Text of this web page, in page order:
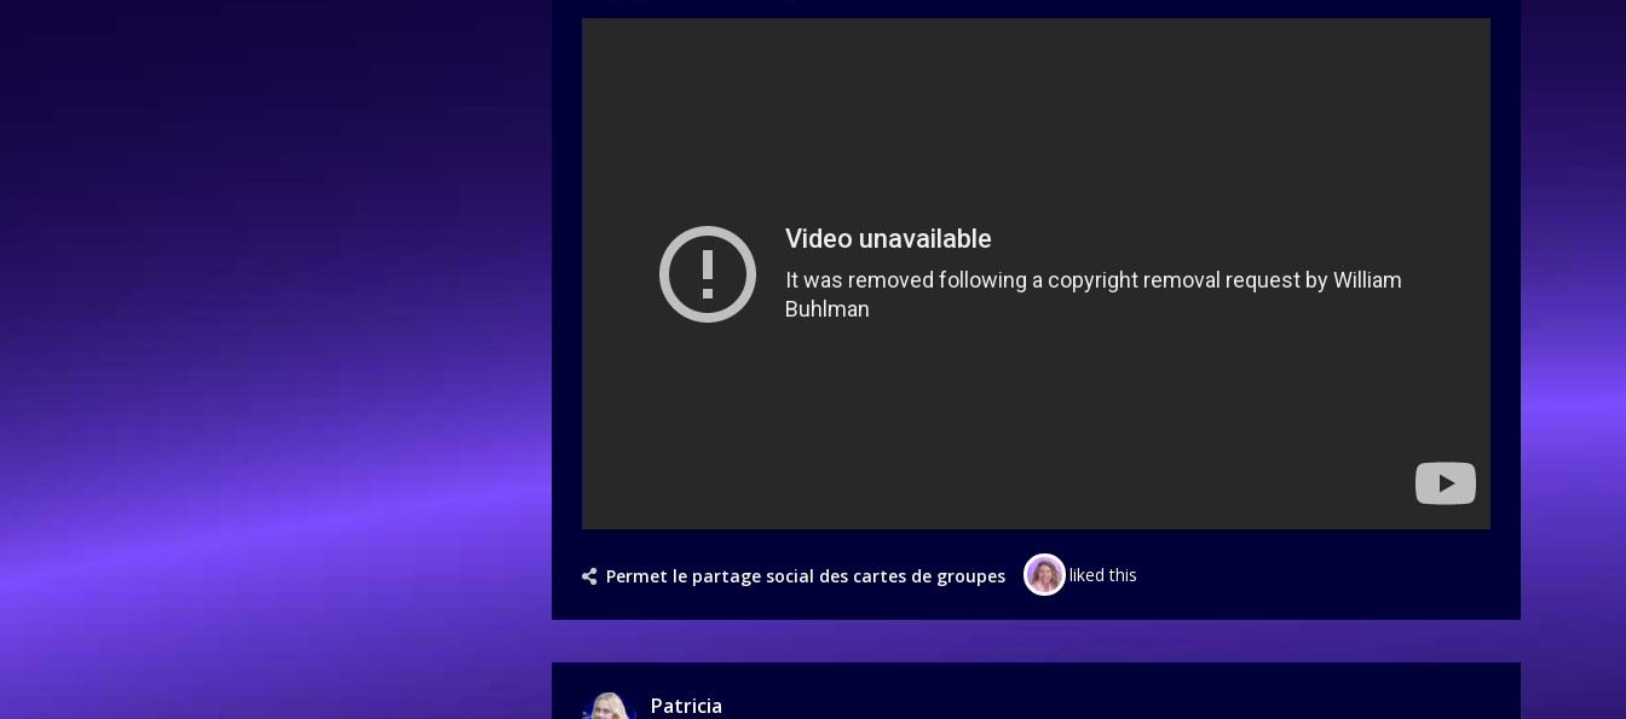
Permet le partage social des cartes de groupes liked this
Patricia